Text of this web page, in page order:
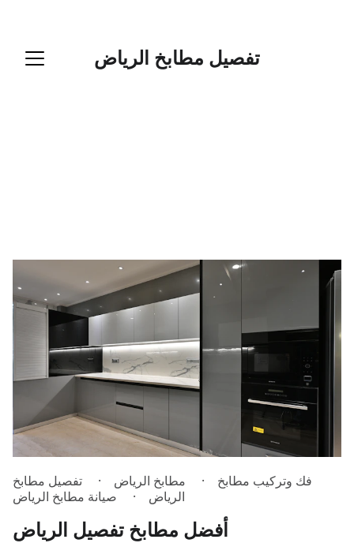
تفصيل مطابخ الرياض
فك وتركيب مطابخ مطابخ الرياض
تفصيل مطابخ
الرياض
صيانة مطابخ الرياض
أفضل مطابخ تفصيل الرياض